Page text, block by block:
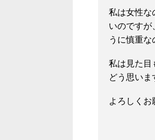
私は女性な
いのですが
うに慎重な
私は見た目
どう思い
よろしくお